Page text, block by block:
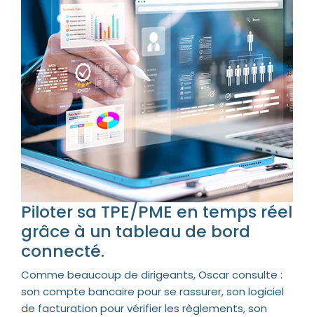
Piloter sa TPE/PME en temps réel
grâce à un tableau de bord
connecté.
Comme beaucoup de dirigeants, Oscar consulte :
son compte bancaire pour se rassurer, son logiciel
de facturation pour vérifier les règlements, son